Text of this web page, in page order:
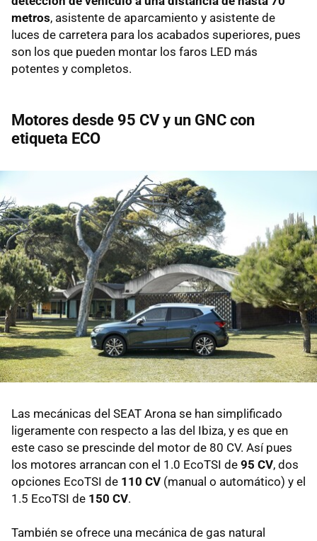
metros, asistente de aparcamiento y asistente de
luces de carretera para los acabados superiores, pues
son los que pueden montar los faros LED más
potentes y completos.
Motores desde 95 CV y un GNC con
etiqueta ECO
Las mecánicas del SEAT Arona se han simplificado
ligeramente con respecto a las del Ibiza, y es que en
este caso se prescinde del motor de 80 CV. Así pues
los motores arrancan con el 1.0 EcoTSI de 95 CV, dos
opciones EcoTSI de 110 CV (manual o automático) y el
1.5 EcoTSI de 150 CV.
También se ofrece una mecánica de gas natural